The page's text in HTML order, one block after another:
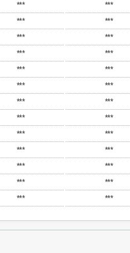
*** ***
*** ***
*** ***
*** ***
*** ***
*** ***
*** ***
*** ***
*** ***
*** ***
*** ***
*** ***
*** ***